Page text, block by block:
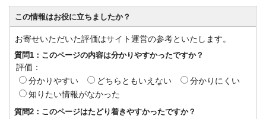
この情報はお役に立ちましたか？
お寄せいただいた評価はサイト運営の参考といたします。
質問1：このページの内容は分かりやすかったですか？
評価：
分かりやすい
どちらともいえない
分かりにくい
知りたい情報がなかった
質問2：このページはたどり着きやすかったですか？